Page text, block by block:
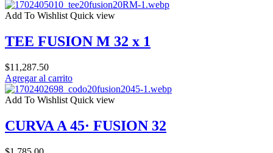
Add To Wishlist Quick view
TEE FUSION M 32 x 1
$11,287.50
Agregar al carrito
Add To Wishlist Quick view
CURVA A 45· FUSION 32